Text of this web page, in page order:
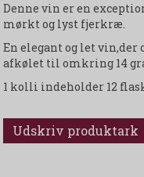
Denne vin er en
mørkt og lyst fjerkræ.
En elegant og let vin,der
afkølet til omkring 14
1 kolli indeholder 12
Udskriv produktark